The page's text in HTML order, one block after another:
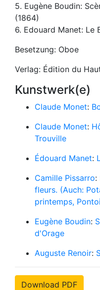
5. Eugène Boudin:
(1864)
6. Edouard Manet: Le
Besetzung: Oboe
Verlag: Édition du
Kunstwerk(e)
Claude Monet:
Claude Monet:
Trouville
Édouard Manet:
Camille Pissarro:
fleurs. (Auch:
printemps,
Eugène Boudin:
d'Orage
Auguste Renoir:
Download PDF